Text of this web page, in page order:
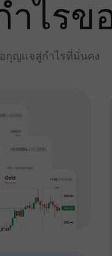
ำไร
กุญแจสู่กำไรที่มั่นคง